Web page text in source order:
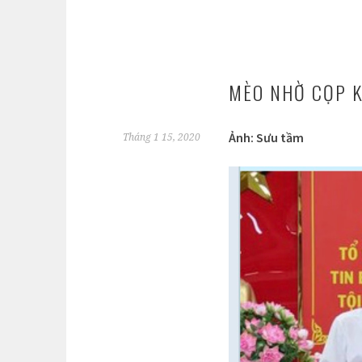
MÈO NHỜ CỌP
Tháng 1 15, 2020 Ảnh: Sưu tầm